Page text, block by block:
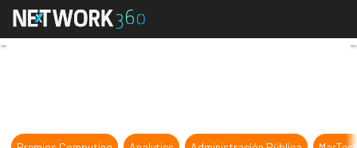
Carlos Clerencia asume la